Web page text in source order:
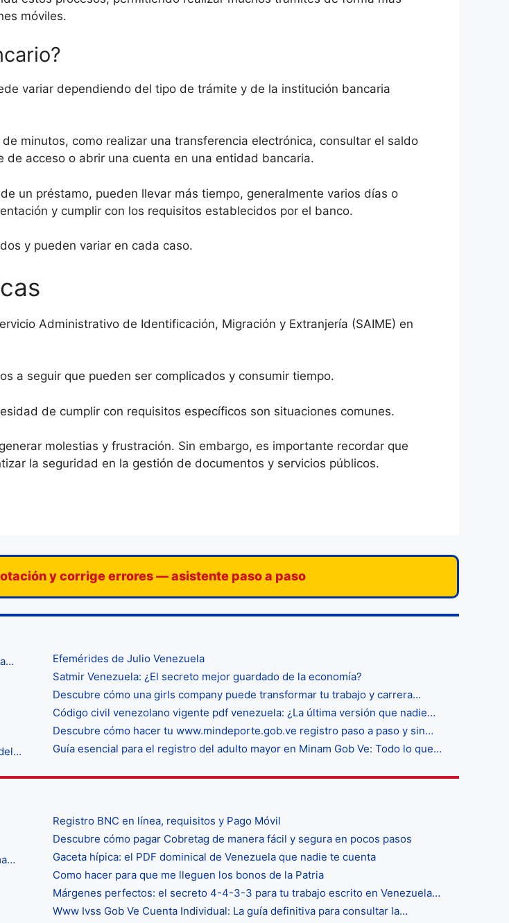
móviles.
variar dependiendo del tipo de trámite y de la institución bancaria
minutos, como realizar una transferencia electrónica, consultar el saldo
acceso o abrir una cuenta en una entidad bancaria.
un préstamo, pueden llevar más tiempo, generalmente varios días o
y cumplir con los requisitos establecidos por el banco.
y pueden variar en cada caso.
Administrativo de Identificación, Migración y Extranjería (SAIME) en
a seguir que pueden ser complicados y consumir tiempo.
de cumplir con requisitos específicos son situaciones comunes.
molestias y frustración. Sin embargo, es importante recordar que
la seguridad en la gestión de documentos y servicios públicos.
y corrige errores — asistente paso a paso
Efemérides de Julio Venezuela
Satmir Venezuela: ¿El secreto mejor guardado de la economía?
Descubre cómo una girls company puede transformar tu trabajo y carrera…
Código civil venezolano vigente pdf venezuela: ¿La última versión que nadie…
Descubre cómo hacer tu www.mindeporte.gob.ve registro paso a paso y sin…
Guía esencial para el registro del adulto mayor en Minam Gob Ve: Todo lo que…
Registro BNC en línea, requisitos y Pago Móvil
Descubre cómo pagar Cobretag de manera fácil y segura en pocos pasos
Gaceta hípica: el PDF dominical de Venezuela que nadie te cuenta
Como hacer para que me lleguen los bonos de la Patria
Márgenes perfectos: el secreto 4-4-3-3 para tu trabajo escrito en Venezuela…
Www Ivss Gob Ve Cuenta Individual: La guía definitiva para consultar la…